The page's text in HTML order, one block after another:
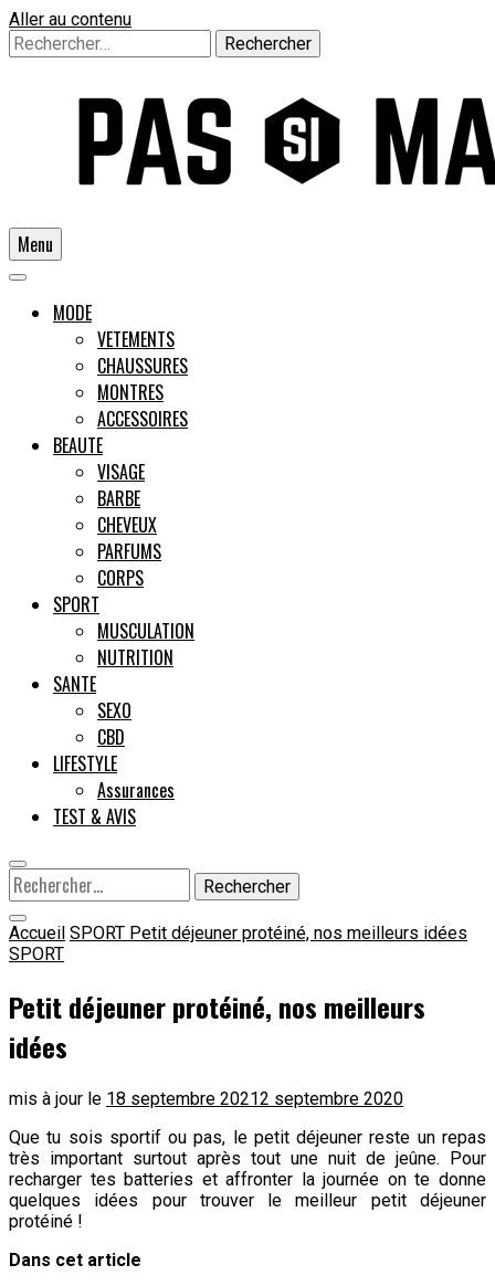
Aller au contenu
Rechercher :
Pas si
Male
Un guide pour l'homme moderne
Menu
MODE
VETEMENTS
CHAUSSURES
MONTRES
ACCESSOIRES
BEAUTE
VISAGE
BARBE
CHEVEUX
PARFUMS
CORPS
SPORT
MUSCULATION
NUTRITION
SANTE
SEXO
CBD
LIFESTYLE
Assurances
TEST & AVIS
Rechercher :
Accueil SPORT Petit déjeuner protéiné, nos meilleurs idées
SPORT
Petit déjeuner protéiné, nos meilleurs
idées
mis à jour le 18 septembre 20212 septembre 2020
Que tu sois sportif ou pas, le petit déjeuner reste un repas
très important surtout après tout une nuit de jeûne. Pour
recharger tes batteries et affronter la journée on te donne
quelques idées pour trouver le meilleur petit déjeuner
protéiné !
Dans cet article